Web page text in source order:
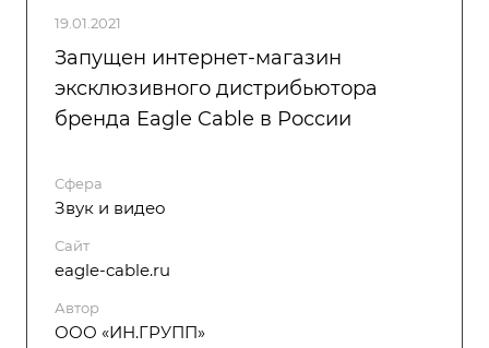
19.01.2021
Запущен интернет-магазин
эксклюзивного дистрибьютора
бренда Eagle Cable в России
Сфера
Звук и видео
Сайт
eagle-cable.ru
Автор
ООО «ИН.ГРУПП»